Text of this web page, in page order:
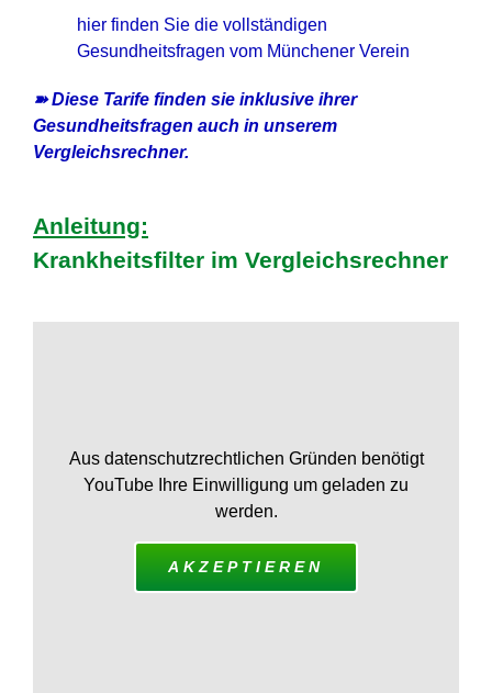
hier finden Sie die vollständigen
Gesundheitsfragen vom Münchener Verein
➽ Diese Tarife finden sie inklusive ihrer
Gesundheitsfragen auch in unserem
Vergleichsrechner.
Anleitung:
Krankheitsfilter im Vergleichsrechner
Aus datenschutzrechtlichen Gründen benötigt
YouTube Ihre Einwilligung um geladen zu
werden.
AKZEPTIEREN